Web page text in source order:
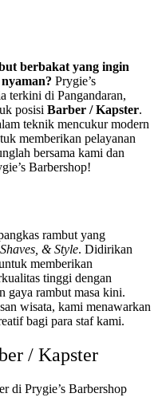
berbakat yang ingin
Prygie’s
terkini di Pangandaran,
posisi Barber / Kapster.
teknik mencukur modern
memberikan pelayanan
bersama kami dan
Barbershop!
rambut yang
& Style. Didirikan
memberikan
tinggi dengan
gaya rambut masa kini.
wisata, kami menawarkan
bagi para staf kami.
/ Kapster
di Prygie’s Barbershop